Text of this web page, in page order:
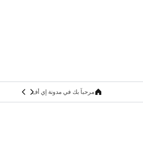
Homeمرحباً بك في مدونة إي أف